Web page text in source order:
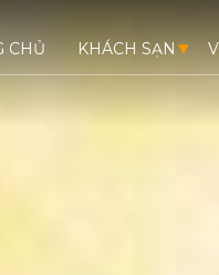
CHỦ KHÁCH SẠN